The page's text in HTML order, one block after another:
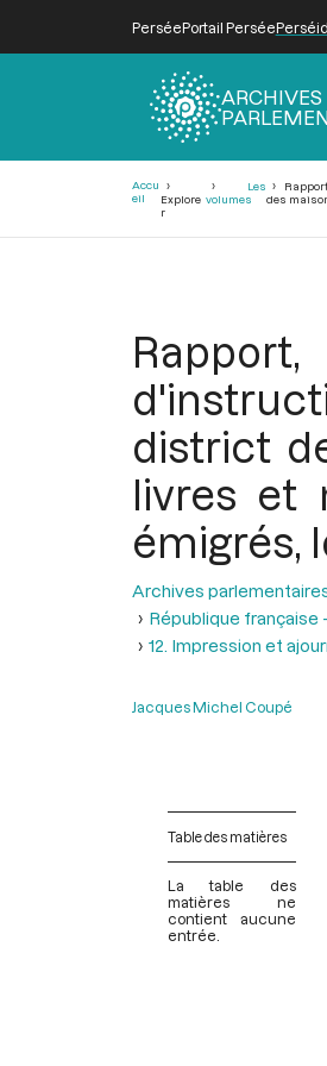
PerséePortail Persée
ARCHIVES
Accu
eil
Explore
r
Les
volumes
des
district
livres et
émigrés,
Archives
République française
12. Impression et
Jacques Michel Coupé
Table des matières
La table des
matières ne
contient aucune
entrée.